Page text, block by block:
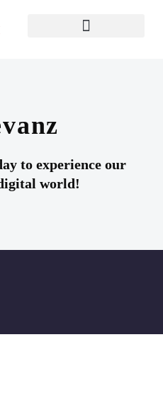
to experience our
world!